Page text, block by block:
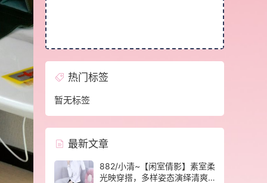
热门标签
暂无标签
最新文章
882/小清~【闲室倩影】素室柔
光映穿搭，多样姿态演绎清爽